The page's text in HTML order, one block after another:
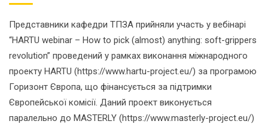
Представники кафедри ТПЗА прийняли участь у вебінарі
“HARTU webinar – How to pick (almost) anything: soft-grippers
revolution” проведений у рамках виконання міжнародного
проекту HARTU (https://www.hartu-project.eu/) за програмою
Горизонт Європа, що фінансується за підтримки
Європейської комісії. Даний проект виконується
паралельно до MASTERLY (https://www.masterly-project.eu/)